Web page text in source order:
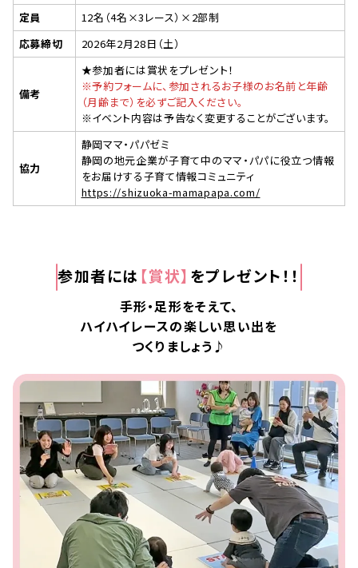
定員
12名（4名×3レース）×2部制
応募締切
2026年2月28日（土）
備考
★参加者には賞状をプレゼント！
※予約フォームに、参加されるお子様のお名前と年齢
（月齢まで）を必ずご記入ください。
※イベント内容は予告なく変更することがございます。
協力
静岡ママ・パパゼミ
静岡の地元企業が子育て中のママ・パパに役立つ情報
をお届けする子育て情報コミュニティ
https://shizuoka-mamapapa.com/
参加者には 【賞状】 をプレゼント！！
手形・足形をそえて、
ハイハイレースの楽しい思い出を
つくりましょう♪